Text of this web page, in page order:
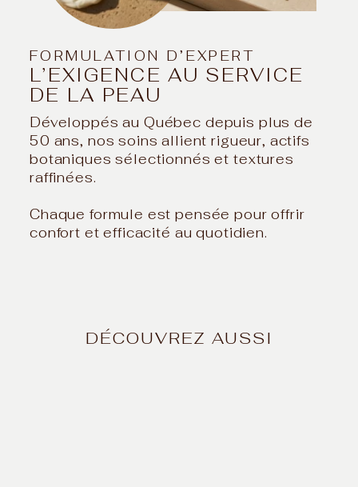
FORMULATION D’EXPERT
L’EXIGENCE AU SERVICE
DE LA PEAU
Développés au Québec depuis plus de
50 ans, nos soins allient rigueur, actifs
botaniques sélectionnés et textures
raffinées.
Chaque formule est pensée pour offrir
confort et efficacité au quotidien.
DÉCOUVREZ AUSSI